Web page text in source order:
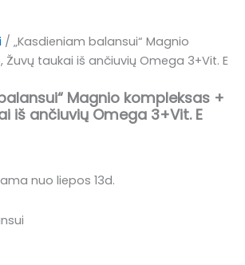
/ „Kasdieniam balansui“ Magnio
Žuvų taukai iš ančiuvių Omega 3+Vit. E
Magnio kompleksas +
iš ančiuvių Omega 3+Vit. E
nuo liepos 13d.